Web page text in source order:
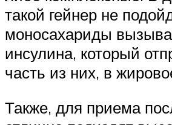
такой гейнер не
моносахариды
инсулина, который
часть из них, в
Также, для приема